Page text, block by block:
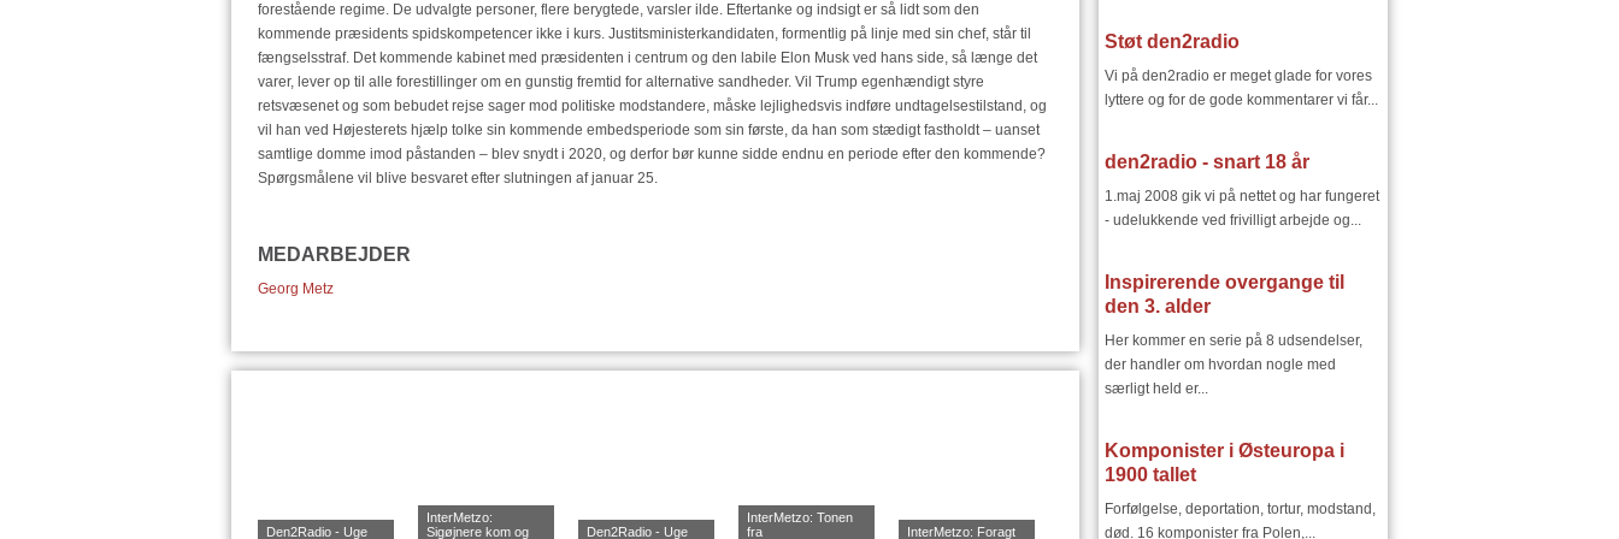
forestående regime. De udvalgte personer, flere berygtede, varsler ilde. Eftertanke og indsigt er så lidt som den
kommende præsidents spidskompetencer ikke i kurs. Justitsministerkandidaten, formentlig på linje med sin chef, står til
fængselsstraf. Det kommende kabinet med præsidenten i centrum og den labile Elon Musk ved hans side, så længe det
varer, lever op til alle forestillinger om en gunstig fremtid for alternative sandheder. Vil Trump egenhændigt styre
retsvæsenet og som bebudet rejse sager mod politiske modstandere, måske lejlighedsvis indføre undtagelsestilstand, og
vil han ved Højesterets hjælp tolke sin kommende embedsperiode som sin første, da han som stædigt fastholdt – uanset
samtlige domme imod påstanden – blev snydt i 2020, og derfor bør kunne sidde endnu en periode efter den kommende?
Spørgsmålene vil blive besvaret efter slutningen af januar 25.
MEDARBEJDER
Georg Metz
Den2Radio - Uge
InterMetzo:
Sigøjnere kom og
Den2Radio - Uge
InterMetzo: Tonen
fra
InterMetzo: Foragt
Støt den2radio
Vi på den2radio er meget glade for vores
lyttere og for de gode kommentarer vi får...
den2radio - snart 18 år
1.maj 2008 gik vi på nettet og har fungeret
- udelukkende ved frivilligt arbejde og...
Inspirerende overgange til
den 3. alder
Her kommer en serie på 8 udsendelser,
der handler om hvordan nogle med
særligt held er...
Komponister i Østeuropa i
1900 tallet
Forfølgelse, deportation, tortur, modstand,
død. 16 komponister fra Polen,...